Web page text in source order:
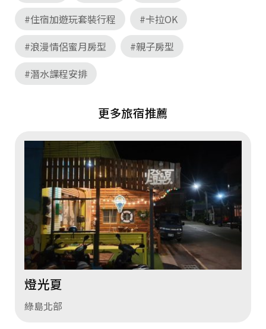
#住宿加遊玩套裝行程
#卡拉OK
#浪漫情侶蜜月房型
#親子房型
#潛水課程安排
更多旅宿推薦
燈光夏
綠島北部